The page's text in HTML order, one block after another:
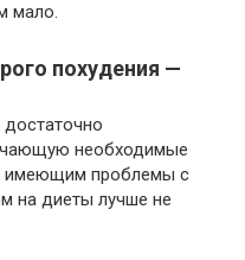
мало.
похудения —
необходимые
имеющим проблемы с
на диеты лучше не